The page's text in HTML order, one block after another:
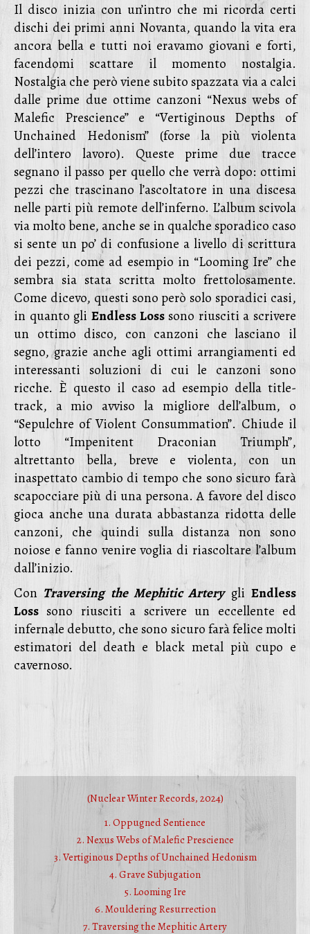
Il disco inizia con un’intro che mi ricorda certi
dischi dei primi anni Novanta, quando la vita era
ancora bella e tutti noi eravamo giovani e forti,
facendomi scattare il momento nostalgia.
Nostalgia che però viene subito spazzata via a calci
dalle prime due ottime canzoni “Nexus webs of
Malefic Prescience” e “Vertiginous Depths of
Unchained Hedonism” (forse la più violenta
dell’intero lavoro). Queste prime due tracce
segnano il passo per quello che verrà dopo: ottimi
pezzi che trascinano l’ascoltatore in una discesa
nelle parti più remote dell’inferno. L’album scivola
via molto bene, anche se in qualche sporadico caso
si sente un po’ di confusione a livello di scrittura
dei pezzi, come ad esempio in “Looming Ire” che
sembra sia stata scritta molto frettolosamente.
Come dicevo, questi sono però solo sporadici casi,
in quanto gli Endless Losssono riusciti a scrivere
un ottimo disco, con canzoni che lasciano il
segno, grazie anche agli ottimi arrangiamenti ed
interessanti soluzioni di cui le canzoni sono
ricche. È questo il caso ad esempio della title-
track, a mio avviso la migliore dell’album, o
“Sepulchre of Violent Consummation”. Chiude il
lotto “Impenitent Draconian Triumph”,
altrettanto bella, breve e violenta, con un
inaspettato cambio di tempo che sono sicuro farà
scapocciare più di una persona. A favore del disco
gioca anche una durata abbastanza ridotta delle
canzoni, che quindi sulla distanza non sono
noiose e fanno venire voglia di riascoltare l’album
dall’inizio.
Con Traversing the Mephitic ArterygliEndless
Loss sono riusciti a scrivere un eccellente ed
infernale debutto, che sono sicuro farà felice molti
estimatori del death e black metal più cupo e
cavernoso.
(Nuclear Winter Records, 2024)
1. Oppugned Sentience
2. Nexus Webs of Malefic Prescience
3. Vertiginous Depths of Unchained Hedonism
4. Grave Subjugation
5. Looming Ire
6. Mouldering Resurrection
7. Traversing the Mephitic Artery